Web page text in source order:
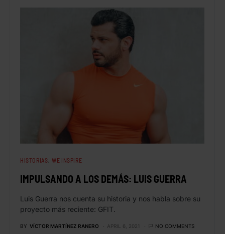
HISTORIAS WE INSPIRE
IMPULSANDO A LOS DEMÁS: LUIS GUERRA
Luis Guerra nos cuenta su historia y nos habla sobre su
proyecto más reciente: GFIT.
BY VÍCTOR MARTÍNEZ RANERO APRIL 6, 2021 NO COMMENTS